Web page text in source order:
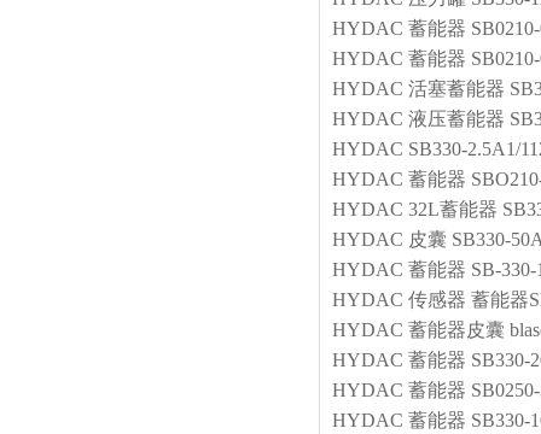
HYDAC 蓄能器
HYDAC 蓄能器
HYDAC 活塞蓄能器
HYDAC 液压蓄能器
HYDAC SB330-2.5A1/
HYDAC 蓄能器
HYDAC 32L蓄能器
HYDAC 皮囊 SB330-
HYDAC 蓄能器 SB-
HYDAC 传感器 蓄能器
HYDAC 蓄能器皮囊
HYDAC 蓄能器 SB330-
HYDAC 蓄能器
HYDAC 蓄能器 SB330-